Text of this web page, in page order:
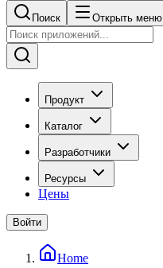
Поиск Открыть меню
Продукт
Каталог
Разработчики
Ресурсы
Цены
Войти
Home